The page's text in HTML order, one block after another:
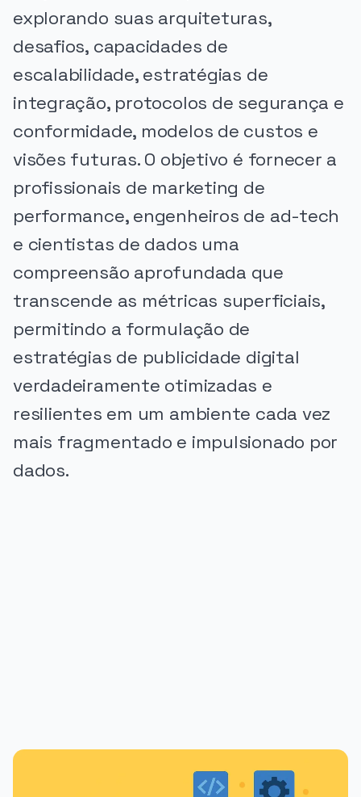
explorando suas arquiteturas,
desafios, capacidades de
escalabilidade, estratégias de
integração, protocolos de segurança e
conformidade, modelos de custos e
visões futuras. O objetivo é fornecer a
profissionais de marketing de
performance, engenheiros de ad-tech
e cientistas de dados uma
compreensão aprofundada que
transcende as métricas superficiais,
permitindo a formulação de
estratégias de publicidade digital
verdadeiramente otimizadas e
resilientes em um ambiente cada vez
mais fragmentado e impulsionado por
dados.